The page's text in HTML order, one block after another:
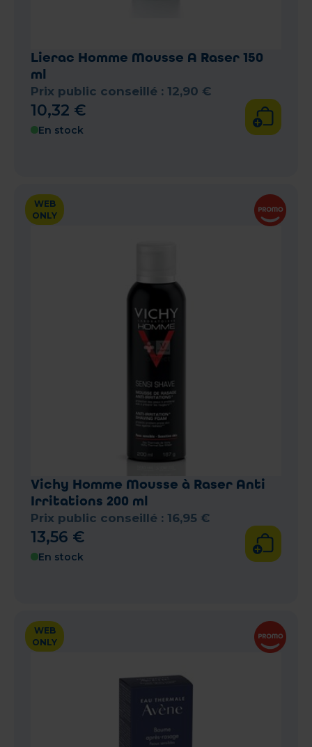
Lierac Homme Mousse A Raser 150
ml
Prix public conseillé : 12,90 €
10,32 €
En stock
WEB
ONLY
Vichy Homme Mousse à Raser Anti
Irritations 200 ml
Prix public conseillé : 16,95 €
13,56 €
En stock
WEB
ONLY